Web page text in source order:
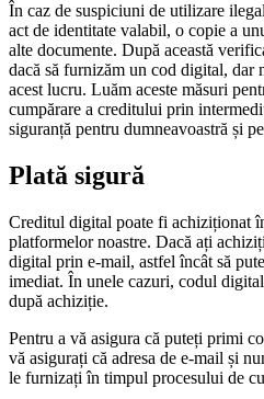
În caz de suspiciuni de utilizare
act de identitate valabil, o copie a
alte documente. După această
dacă să furnizăm un cod digital, dar
acest lucru. Luăm aceste măsuri
cumpărare a creditului prin
siguranță pentru dumneavoastră și
Plată sigură
Creditul digital poate fi achiziționat
platformelor noastre. Dacă ați
digital prin e-mail, astfel încât să
imediat. În unele cazuri, codul
după achiziție.
Pentru a vă asigura că puteți primi
vă asigurați că adresa de e-mail și
le furnizați în timpul procesului de